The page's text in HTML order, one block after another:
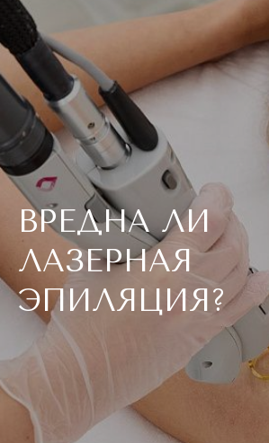
ВРЕДНА ЛИ
ЛАЗЕРНАЯ
ЭПИЛЯЦИЯ?